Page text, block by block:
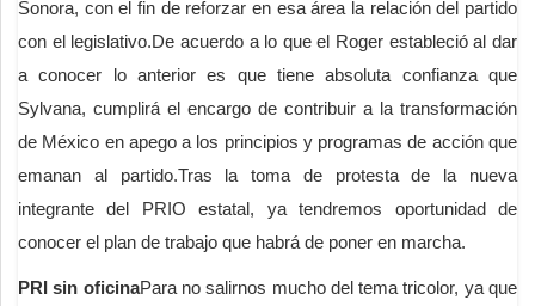
Sonora, con el fin de reforzar en esa área la relación del partido
con el legislativo.De acuerdo a lo que el Roger estableció al dar
a conocer lo anterior es que tiene absoluta confianza que
Sylvana, cumplirá el encargo de contribuir a la transformación
de México en apego a los principios y programas de acción que
emanan al partido.Tras la toma de protesta de la nueva
integrante del PRIO estatal, ya tendremos oportunidad de
conocer el plan de trabajo que habrá de poner en marcha.
PRI sin oficinaPara no salirnos mucho del tema tricolor, ya que